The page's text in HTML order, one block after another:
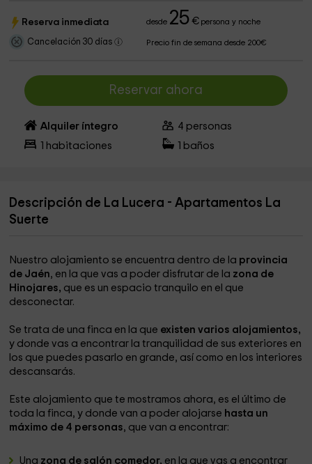
Reserva inmediata desde 25 €persona y noche
Cancelación 30 días Precio fin de semana desde 200€
Reservar ahora
Alquiler íntegro 4 personas
habitaciones baños
Descripción de La Lucera - Apartamentos La
Suerte
Nuestro alojamiento se encuentra dentro de la provincia
de Jaén, en la que vas a poder disfrutar de la zona de
Hinojares, que es un espacio tranquilo en el que
desconectar.
Se trata de una finca en la que existen varios alojamientos,
y donde vas a encontrar la tranquilidad de sus exteriores en
los que puedes pasarlo en grande, así como en los interiores
descansarás.
Este alojamiento que te mostramos ahora, es el último de
toda la finca, y donde van a poder alojarse hasta un
máximo de 4 personas, que van a encontrar:
Una zona de salón comedor, en la que vas a encontrar